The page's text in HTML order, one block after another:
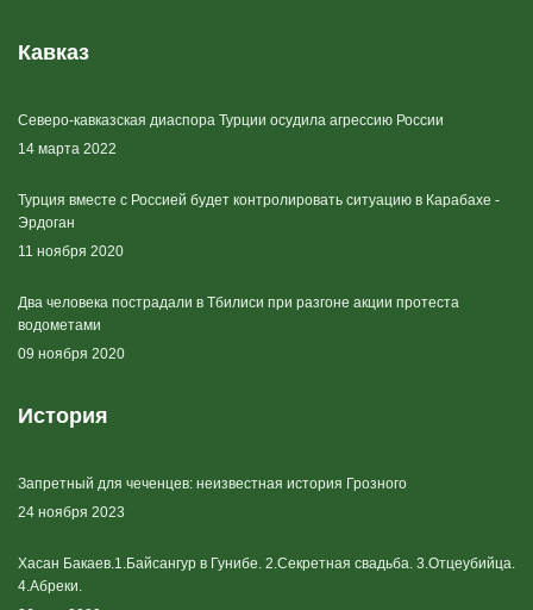
Кавказ
Северо-кавказская диаспора Турции осудила агрессию России
14 марта 2022
Турция вместе с Россией будет контролировать ситуацию в Карабахе -
Эрдоган
11 ноября 2020
Два человека пострадали в Тбилиси при разгоне акции протеста
водометами
09 ноября 2020
История
Запретный для чеченцев: неизвестная история Грозного
24 ноября 2023
Хасан Бакаев.1.Байсангур в Гунибе. 2.Секретная свадьба. 3.Отцеубийца.
4.Абреки.